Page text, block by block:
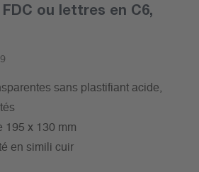
ou lettres en C6,
sans plastifiant acide,
195 x 130 mm
en simili cuir